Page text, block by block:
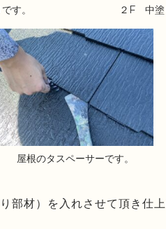
す。 ２F 中塗
屋根のタスペーサーです。
部材）を入れさせて頂き仕